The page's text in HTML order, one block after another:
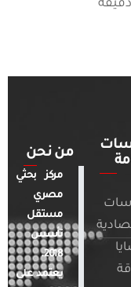
من نحن
مركز بحثي
مصري
مستقل
تأسس
2018.
يعتمد على